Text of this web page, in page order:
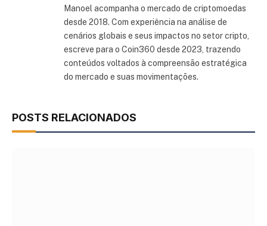
Manoel acompanha o mercado de criptomoedas
desde 2018. Com experiência na análise de
cenários globais e seus impactos no setor cripto,
escreve para o Coin360 desde 2023, trazendo
conteúdos voltados à compreensão estratégica
do mercado e suas movimentações.
POSTS RELACIONADOS